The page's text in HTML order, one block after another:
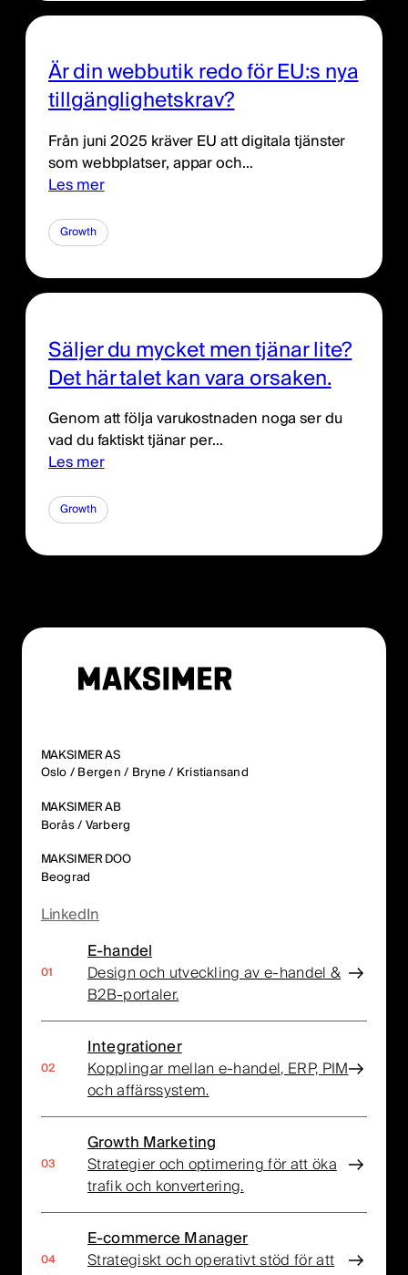
Är din webbutik redo för EU:s nya
tillgänglighetskrav?
Från juni 2025 kräver EU att digitala tjänster
som webbplatser, appar och…
Les mer
Growth
Säljer du mycket men tjänar lite?
Det här talet kan vara orsaken.
Genom att följa varukostnaden noga ser du
vad du faktiskt tjänar per…
Les mer
Growth
MAKSIMER AS
Oslo / Bergen / Bryne / Kristiansand
MAKSIMER AB
Borås / Varberg
MAKSIMER DOO
Beograd
LinkedIn
E-handel
Design och utveckling av e-handel &
B2B-portaler.
Integrationer
Kopplingar mellan e-handel, ERP, PIM
och affärssystem.
Growth Marketing
Strategier och optimering för att öka
trafik och konvertering.
E-commerce Manager
Strategiskt och operativt stöd för att